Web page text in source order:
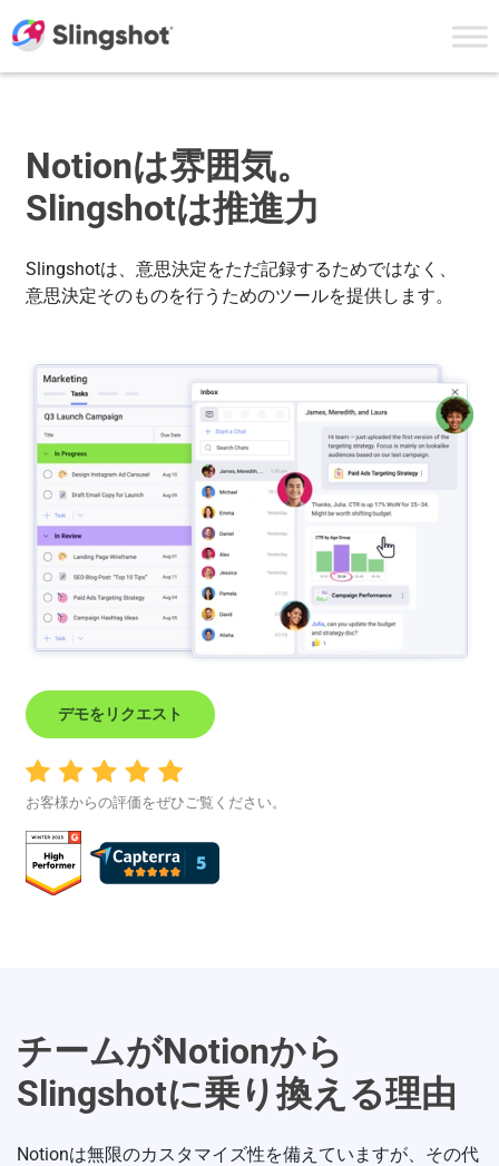
Notionは雰囲気。
Slingshotは推進力
Slingshotは、意思決定をただ記録するためではなく、
意思決定そのものを行うためのツールを提供します。
デモをリクエスト
お客様からの評価をぜひご覧ください。
チームがNotionから
Slingshotに乗り換える理由
Notionは無限のカスタマイズ性を備えていますが、その代